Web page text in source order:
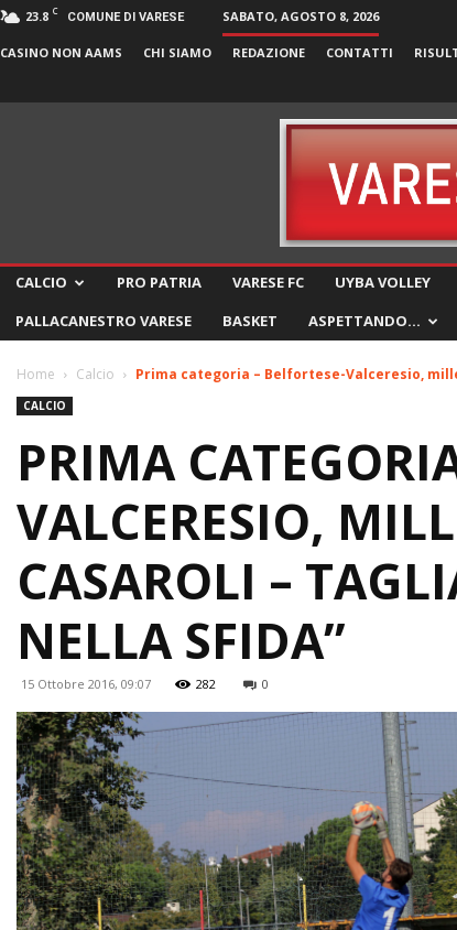
23.8 C COMUNE DI VARESE SABATO, AGOSTO 8, 2026
CASINO NON AAMS CHI SIAMO REDAZIONE CONTATTI
CALCIO PRO PATRIA VARESE FC UYBA VOLLEY
PALLACANESTRO VARESE
BASKET ASPETTANDO…
Home Calcio Prima categoria – Belfortese-Valceresio,
CALCIO
PRIMA
VALCERESIO,
CASAROLI –
NELLA SFIDA”
15 Ottobre 2016, 09:07 282 0